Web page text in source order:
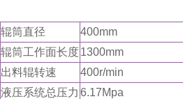
辊筒直径
400mm
辊筒工作面长度1300mm
出料辊转速
400r/min
液压系统总压力 6.17Mpa